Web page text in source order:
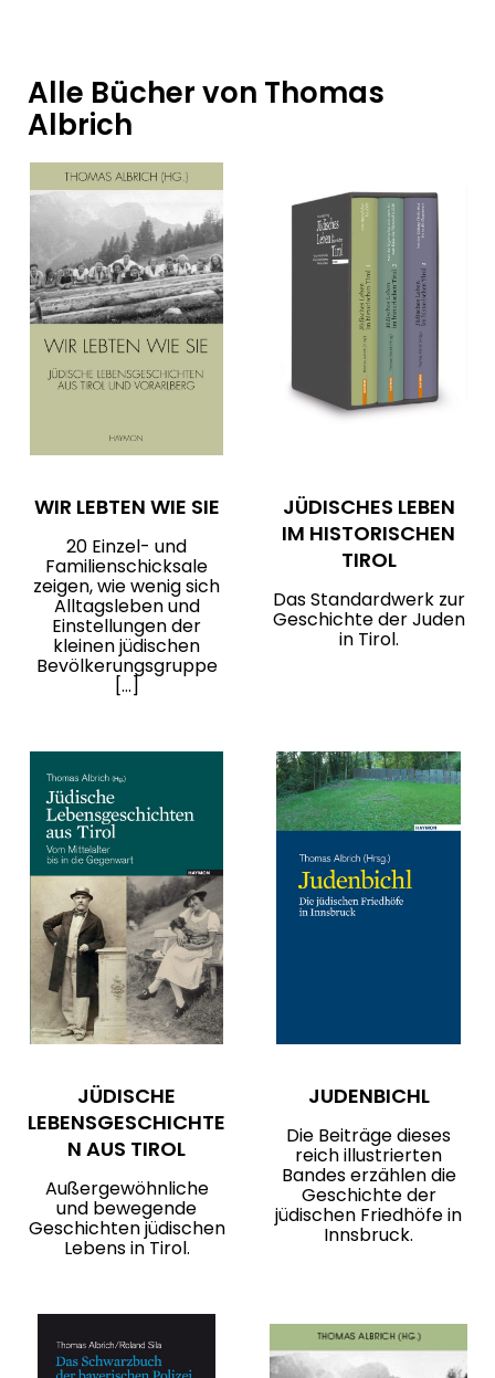
Alle Bücher von Thomas
Albrich
WIR LEBTEN WIE SIE
20 Einzel- und
Familienschicksale
zeigen, wie wenig sich
Alltagsleben und
Einstellungen der
kleinen jüdischen
Bevölkerungsgruppe
[…]
JÜDISCHES LEBEN
IM HISTORISCHEN
TIROL
Das Standardwerk zur
Geschichte der Juden
in Tirol.
JÜDISCHE
LEBENSGESCHICHTE
N AUS TIROL
Außergewöhnliche
und bewegende
Geschichten jüdischen
Lebens in Tirol.
JUDENBICHL
Die Beiträge dieses
reich illustrierten
Bandes erzählen die
Geschichte der
jüdischen Friedhöfe in
Innsbruck.